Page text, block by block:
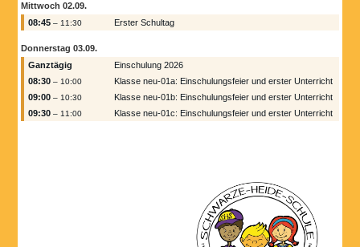
Mittwoch 02.09.
08:45– 11:30 Erster Schultag
Donnerstag 03.09.
Ganztägig
Einschulung 2026
08:30– 10:00
Klasse neu-01a: Einschulungsfeier und erster Unterricht
09:00– 10:30
Klasse neu-01b: Einschulungsfeier und erster Unterricht
09:30– 11:00 Klasse neu-01c: Einschulungsfeier und erster Unterricht